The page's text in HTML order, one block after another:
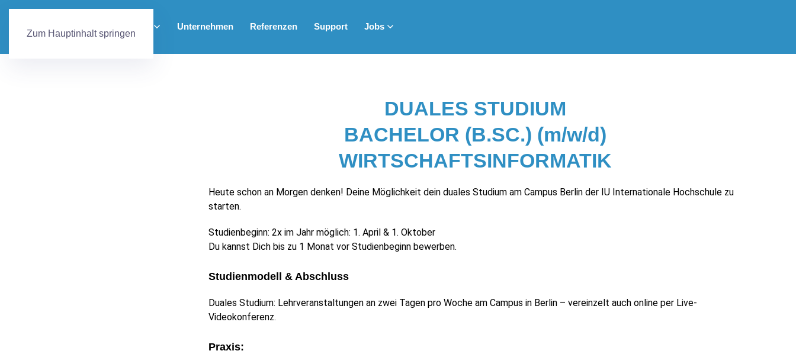
Zum Hauptinhalt springen
Unternehmen Referenzen Support Jobs
DUALES STUDIUM
BACHELOR (B.SC.) (m/w/d)
WIRTSCHAFTSINFORMATIK
Heute schon an Morgen denken! Deine Möglichkeit dein duales Studium am Campus Berlin der IU Internationale Hochschule zu
starten.
Studienbeginn: 2x im Jahr möglich: 1. April & 1. Oktober
Du kannst Dich bis zu 1 Monat vor Studienbeginn bewerben.
Studienmodell & Abschluss
Duales Studium: Lehrveranstaltungen an zwei Tagen pro Woche am Campus in Berlin – vereinzelt auch online per Live-
Videokonferenz.
Praxis: